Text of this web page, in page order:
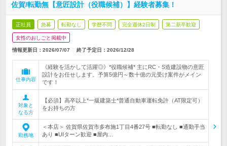
佐賀/転勤無【意匠設計（役職候補）】経験者募集！
正社員 急募 転勤なし 学歴不問 完全週休2日制 第二新卒歓迎
女性のおしごと掲載中
情報更新日：2026/07/07 終了予定日： 2026/12/28
仕事内容
《経験を活かして活躍◎》*役職候補* 主にRC・S造建設物の意匠
設計をお任せします。予算5億円～数十億の元受け案件がメイン
です！
対象と
なる方
【必須】高卒以上*一級建築士*普通自動車運転免許（AT限定可）
をお持ちの方
勤務地
＜本店＞ 佐賀県佐賀市多布施1丁目4番27号 ■転勤なし ■通勤手当
あり ■UIターン歓迎 ■屋内…